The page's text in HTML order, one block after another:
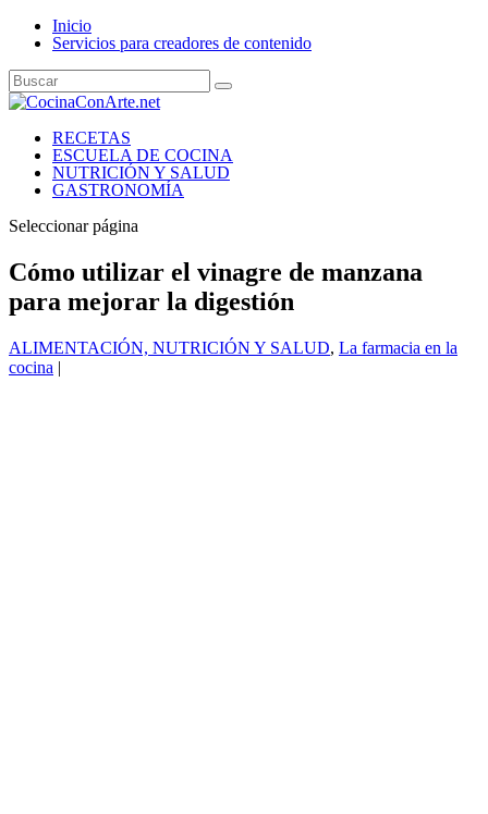
Inicio
Servicios para creadores de contenido
RECETAS
ESCUELA DE COCINA
NUTRICIÓN Y SALUD
GASTRONOMÍA
Seleccionar página
Cómo utilizar el vinagre de manzana
para mejorar la digestión
ALIMENTACIÓN, NUTRICIÓN Y SALUD, La farmacia en la
cocina |